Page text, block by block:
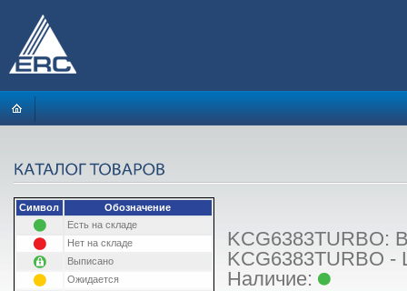
Символ
Обозначение
Есть на складе
Нет на складе
Выписано
Ожидается
KCG6383TURBO:
KCG6383TURBO -
Наличие: